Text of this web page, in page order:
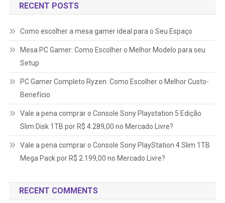
RECENT POSTS
Como escolher a mesa gamer ideal para o Seu Espaço
Mesa PC Gamer: Como Escolher o Melhor Modelo para seu
Setup
PC Gamer Completo Ryzen: Como Escolher o Melhor Custo-
Benefício
Vale a pena comprar o Console Sony Playstation 5 Edição
Slim Disk 1TB por R$ 4.289,00 no Mercado Livre?
Vale a pena comprar o Console Sony PlayStation 4 Slim 1TB
Mega Pack por R$ 2.199,00 no Mercado Livre?
RECENT COMMENTS